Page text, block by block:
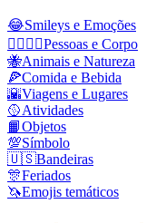
😂Smileys e Emoções
👩‍❤️‍💋‍👨Pessoas e Corpo
🐝Animais e Natureza
🍕Comida e Bebida
🌇Viagens e Lugares
🥎Atividades
📙Objetos
💯Símbolo
🇺🇸Bandeiras
🎊Feriados
🦄Emojis temáticos